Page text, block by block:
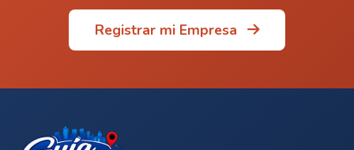
Registrar mi Empresa